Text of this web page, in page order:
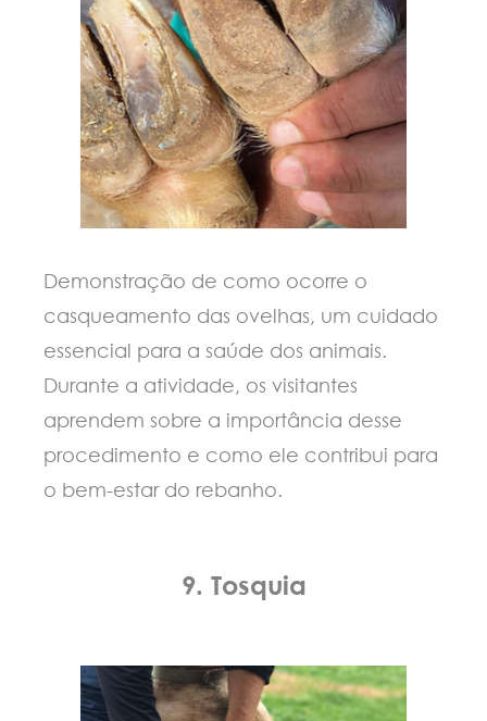
Demonstração de como ocorre o
casqueamento das ovelhas, um cuidado
essencial para a saúde dos animais.
Durante a atividade, os visitantes
aprendem sobre a importância desse
procedimento e como ele contribui para
o bem-estar do rebanho.
9. Tosquia